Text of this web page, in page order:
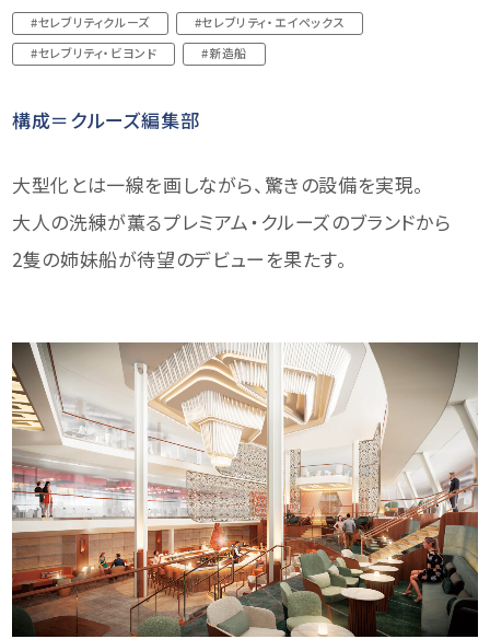
#セレブリティクルーズ
#セレブリティ・エイペックス
#セレブリティ・ビヨンド
#新造船
構成＝クルーズ編集部
大型化とは一線を画しながら、驚きの設備を実現。
大人の洗練が薫るプレミアム・クルーズのブランドから
2隻の姉妹船が待望のデビューを果たす。